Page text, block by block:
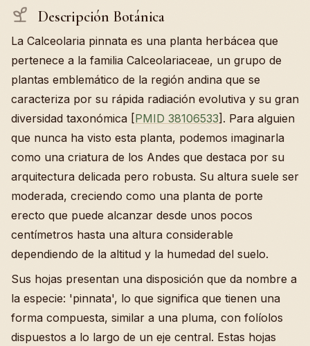
Descripción Botánica
La Calceolaria pinnata es una planta herbácea que
pertenece a la familia Calceolariaceae, un grupo de
plantas emblemático de la región andina que se
caracteriza por su rápida radiación evolutiva y su gran
diversidad taxonómica [PMID 38106533]. Para alguien
que nunca ha visto esta planta, podemos imaginarla
como una criatura de los Andes que destaca por su
arquitectura delicada pero robusta. Su altura suele ser
moderada, creciendo como una planta de porte
erecto que puede alcanzar desde unos pocos
centímetros hasta una altura considerable
dependiendo de la altitud y la humedad del suelo.
Sus hojas presentan una disposición que da nombre a
la especie: 'pinnata', lo que significa que tienen una
forma compuesta, similar a una pluma, con folíolos
dispuestos a lo largo de un eje central. Estas hojas